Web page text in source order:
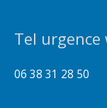
Tel urgence
06 38 31 28 50